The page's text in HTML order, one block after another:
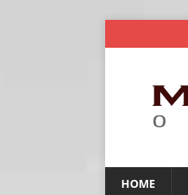
HOME